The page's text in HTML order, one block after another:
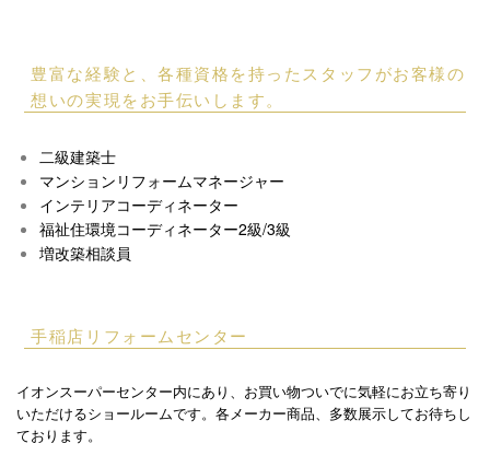
豊富な経験と、各種資格を持ったスタッフがお客様の
想いの実現をお手伝いします。
二級建築士
マンションリフォームマネージャー
インテリアコーディネーター
福祉住環境コーディネーター2級/3級
増改築相談員
手稲店リフォームセンター
イオンスーパーセンター内にあり、お買い物ついでに気軽にお立ち寄り
いただけるショールームです。各メーカー商品、多数展示してお待ちし
ております。